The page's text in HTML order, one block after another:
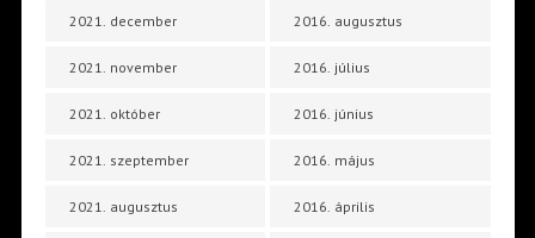
2021. december
2021. november
2021. október
2021. szeptember
2021. augusztus
2016. augusztus
2016. július
2016. június
2016. május
2016. április